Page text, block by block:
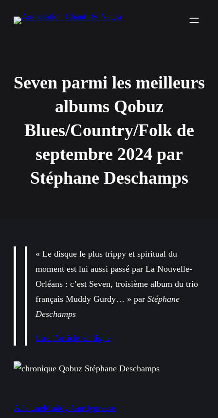
Seven parmi les meilleurs
albums Qobuz
Blues/Country/Folk de
septembre 2024 par
Stéphane Deschamps
« Le disque le plus trippy et spiritual du
moment est lui aussi passé par La Nouvelle-
Orléans : c’est Seven, troisième album du trio
français Muddy Gurdy… » par Stéphane
Deschamps
Lire l’article en ligne
A la uneMuddy Gurdypresse